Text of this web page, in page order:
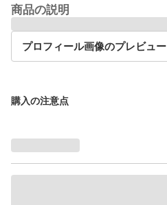
商品の説明
プロフィール画像のプレビュー
購入の注意点